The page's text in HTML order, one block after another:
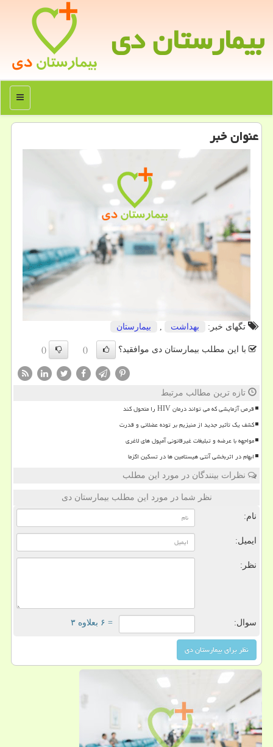
بیمارستان دی
منو
عنوان خبر
تگهای خبر: بهداشت بیمارستان
با این مطلب بیمارستان دی موافقید؟ ()
()
تازه ترین مطالب مرتبط
قرص آزمایشی که می تواند درمان HIV را متحول کند
کشف یک تأثیر جدید از منیزیم بر توده عضلانی و قدرت
مواجهه با عرضه و تبلیغات غیرقانونی آمپول های لاغری
ابهام در اثربخشی آنتی هیستامین ها در تسکین اگزما
نظرات بینندگان در مورد این مطلب
نظر شما در مورد این مطلب بیمارستان دی
نام:
ایمیل:
نظر:
سوال: = ۶ بعلاوه ۳